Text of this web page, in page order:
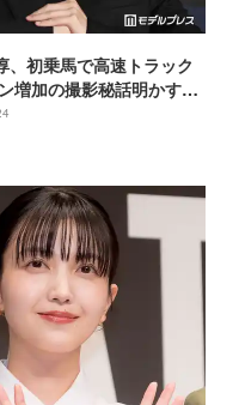
、初乗馬で高速トラック
増加の撮影秘話明かす
魂の決戦】